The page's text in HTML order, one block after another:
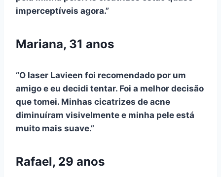
imperceptíveis agora.”
Mariana, 31 anos
“O laser Lavieen foi recomendado por um
amigo e eu decidi tentar. Foi a melhor decisão
que tomei. Minhas cicatrizes de acne
diminuíram visivelmente e minha pele está
muito mais suave.”
Rafael, 29 anos